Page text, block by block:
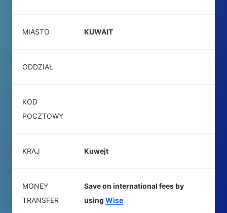
MIASTO KUWAIT
ODDZIAŁ
KOD
POCZTOWY
KRAJ Kuwejt
MONEY
TRANSFER
Save on international fees by
using Wise